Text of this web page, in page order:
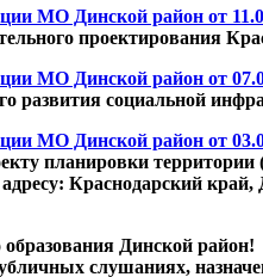
МО Динской район от
проектирования
МО Динской район от
развития социальной
МО Динской район от
планировки
Краснодарский
Динской район!
слушаниях,